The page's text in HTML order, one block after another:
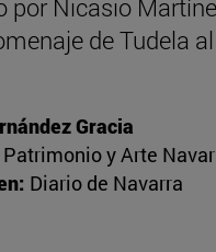
por Nicasio
de Tudela
Gracia
Patrimonio y Arte
Diario de Navarra